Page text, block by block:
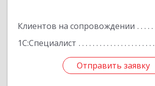
Клиентов на сопровождении
1С:Специалист
Отправить заявку
Отправить заявку